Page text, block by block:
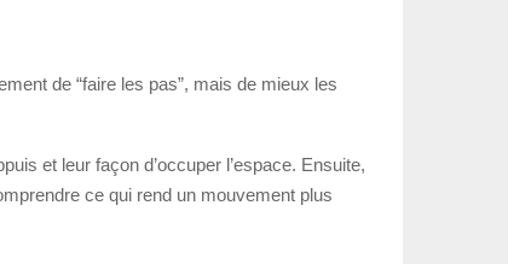
de “faire les pas”, mais de mieux les
et leur façon d’occuper l’espace. Ensuite,
ce qui rend un mouvement plus